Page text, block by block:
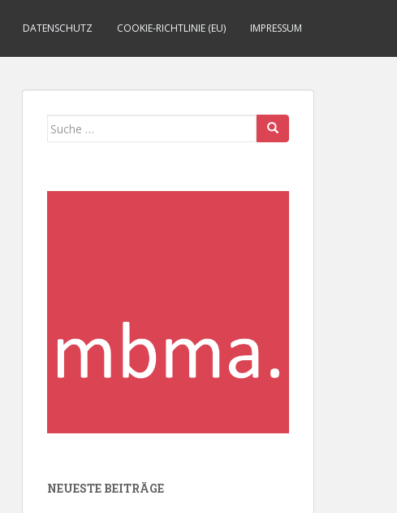
DATENSCHUTZ COOKIE-RICHTLINIE (EU) IMPRESSUM
Suche
NEUESTE BEITRÄGE